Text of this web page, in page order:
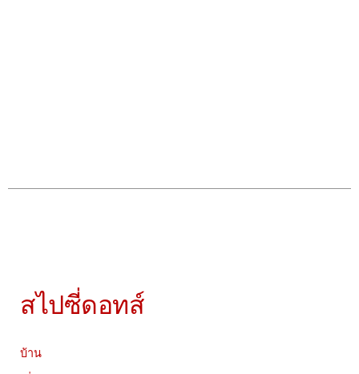
สไปซี่ดอทส์
บ้าน